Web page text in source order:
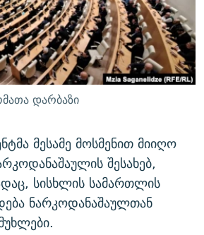
COVID-19
ᲘᲡᲢᲝᲠᲘᲐ
- ᲐᲛᲝᲣᲗᲥᲛᲔᲚᲘ ᲐᲛᲑᲐᲕᲘ
საიტი
დარბაზი
მესამე მოსმენით მიიღო
შესახებ,
სისხლის სამართლის
ნარკოდანაშაულთან